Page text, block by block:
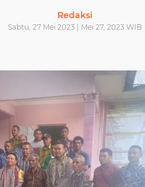
Redaksi
Sabtu, 27 Mei 2023 | Mei 27, 2023 WIB